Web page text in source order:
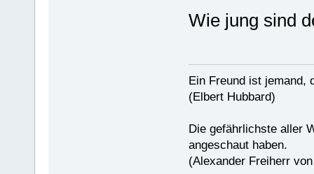
Wie jung sind
Ein Freund ist jemand,
(Elbert Hubbard)
Die gefährlichste aller
angeschaut haben.
(Alexander Freiherr